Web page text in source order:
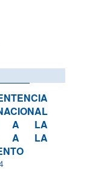
A LA
A LA